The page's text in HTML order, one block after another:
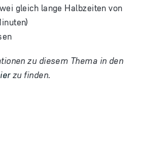
gleich lange Halbzeiten von
zu diesem Thema in den
zu finden.